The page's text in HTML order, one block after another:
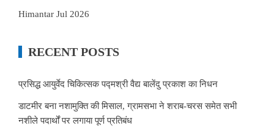
Himantar Jul 2026
RECENT POSTS
प्रसिद्ध आयुर्वेद चिकित्सक पद्मश्री वैद्य बालेंदु प्रकाश का निधन
डाटमीर बना नशामुक्ति की मिसाल, ग्रामसभा ने शराब-चरस समेत सभी
नशीले पदार्थों पर लगाया पूर्ण प्रतिबंध